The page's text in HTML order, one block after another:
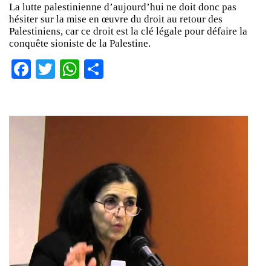
La lutte palestinienne d’aujourd’hui ne doit donc pas
hésiter sur la mise en œuvre du droit au retour des
Palestiniens, car ce droit est la clé légale pour défaire la
conquête sioniste de la Palestine.
Facebook
TwitterWhatsApp